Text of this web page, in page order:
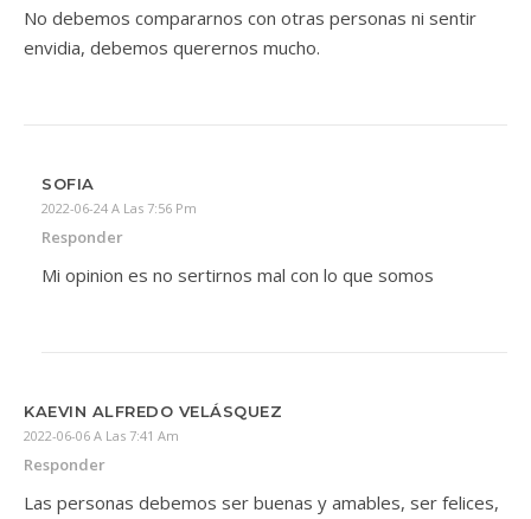
No debemos compararnos con otras personas ni sentir
envidia, debemos querernos mucho.
SOFIA
2022-06-24 A Las 7:56 Pm
Responder
Mi opinion es no sertirnos mal con lo que somos
KAEVIN ALFREDO VELÁSQUEZ
2022-06-06 A Las 7:41 Am
Responder
Las personas debemos ser buenas y amables, ser felices,